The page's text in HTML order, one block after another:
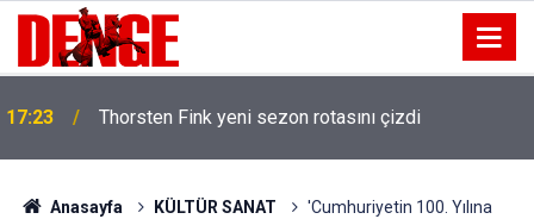
17:23 Thorsten Fink yeni sezon rotasını çizdi
Anasayfa KÜLTÜR SANAT
'Cumhuriyetin 100. Yılına